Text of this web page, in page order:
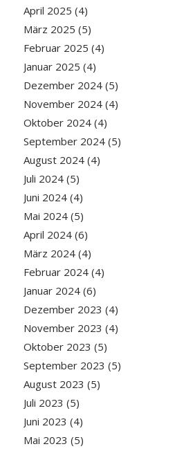
April 2025 (4)
März 2025 (5)
Februar 2025 (4)
Januar 2025 (4)
Dezember 2024(5)
November 2024(4)
Oktober 2024(4)
September 2024(5)
August 2024(4)
Juli 2024(5)
Juni 2024(4)
Mai 2024(5)
April 2024(6)
März 2024(4)
Februar 2024(4)
Januar 2024(6)
Dezember 2023 (4)
November 2023 (4)
Oktober 2023 (5)
September 2023 (5)
August 2023 (5)
Juli 2023 (5)
Juni 2023 (4)
Mai 2023 (5)